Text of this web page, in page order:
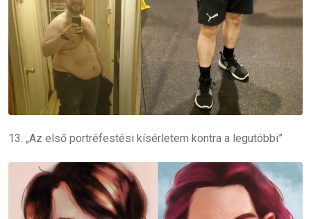
13. „Az első portréfestési kísérletem kontra a legutóbbi”